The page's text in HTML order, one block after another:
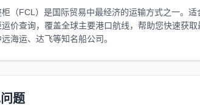
柜（FCL）是国际贸易中最经济的运输方式之一。
价查询，覆盖全球主要港口航线，帮助您快速获
海运、达飞等知名船公司。
题